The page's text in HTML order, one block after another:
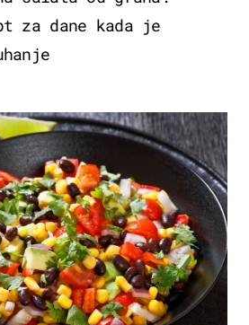
za dane kada je